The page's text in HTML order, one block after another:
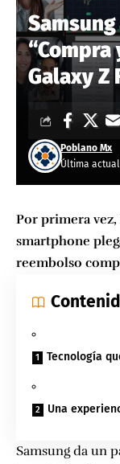
“Compra
Galaxy Z
Última
Poblano Mx
Por primera
smartphone
reembolso
Tecnología
Una
Samsung da un